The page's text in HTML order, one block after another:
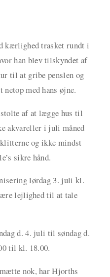
kærlighed trasket rundt i
han blev tilskyndet af
til at gribe penslen og
netop med hans øjne.
af at lægge hus til
akvareller i juli måned
og ikke mindst
sikre hånd.
lørdag 3. juli kl.
lejlighed til at tale
d. 4. juli til søndag d.
til kl. 18.00.
nok, har Hjorths